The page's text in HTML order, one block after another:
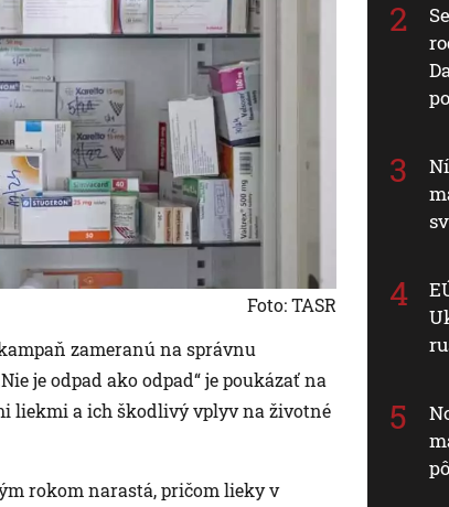
Foto: TASR
zameranú na správnu
je odpad ako odpad“ je poukázať na
liekmi a ich škodlivý vplyv na životné
rokom narastá, pričom lieky v